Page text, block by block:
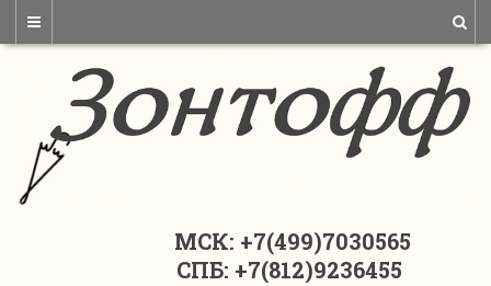
МСК: +7(499)7030565
СПБ: +7(812)9236455